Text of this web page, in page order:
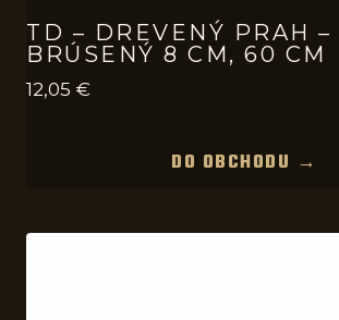
TD – DREVENÝ PRAH –
BRÚSENÝ 8 CM, 60 CM
12,05 €
DO OBCHODU →